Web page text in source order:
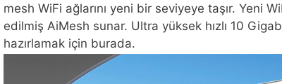
mesh WiFi ağlarını yeni bir seviyeye taşır. Yeni
edilmiş AiMesh sunar. Ultra yüksek hızlı 10
hazırlamak için burada.